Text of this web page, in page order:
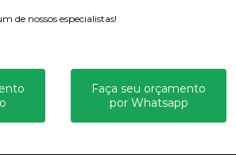
de nossos especialistas!
Faça seu orçamento
por Whatsapp